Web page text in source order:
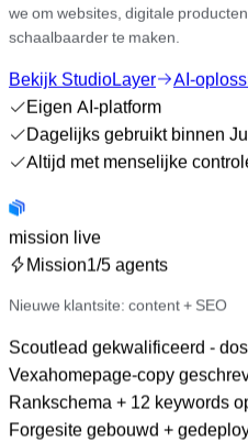
we om websites, digitale
schaalbaarder te maken.
Bekijk StudioLayer
AI-
Eigen AI-platform
Dagelijks gebruikt binnen
Altijd met menselijke
mission live
Mission2/5 agents
Nieuwe klantsite: content + SEO
Scoutlead gekwalificeerd -
Vexahomepage-copy
Rankschema + 12 keywords
Forgesite gebouwd +